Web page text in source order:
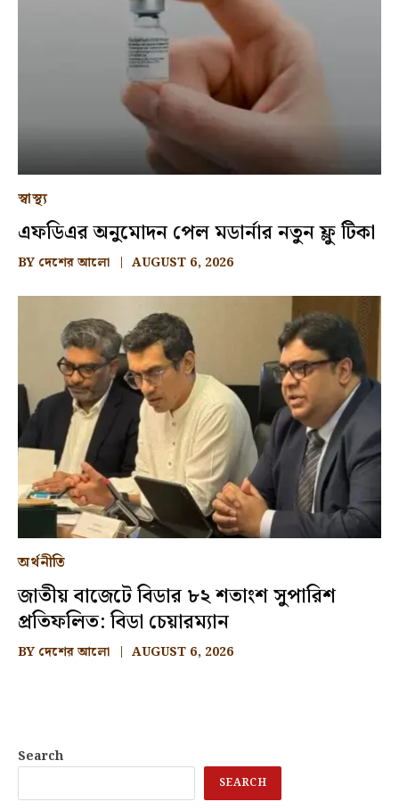
স্বাস্থ্য
এফডিএর অনুমোদন পেল মডার্নার নতুন ফ্লু টিকা
BY দেশের আলো AUGUST 6, 2026
অর্থনীতি
জাতীয় বাজেটে বিডার ৮২ শতাংশ সুপারিশ
প্রতিফলিত: বিডা চেয়ারম্যান
BY দেশের আলো AUGUST 6, 2026
Search
SEARCH